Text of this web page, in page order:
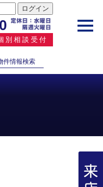
別相談受付
件情報検索